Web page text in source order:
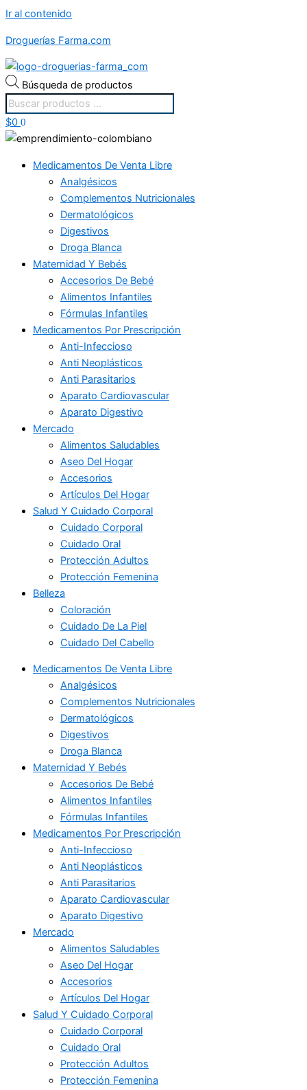
Ir al contenido
Droguerías Farma.com
Búsqueda de productos
$0 0
Medicamentos De Venta Libre
Analgésicos
Complementos Nutricionales
Dermatológicos
Digestivos
Droga Blanca
Maternidad Y Bebés
Accesorios De Bebé
Alimentos Infantiles
Fórmulas Infantiles
Medicamentos Por Prescripción
Anti-Infeccioso
Anti Neoplásticos
Anti Parasitarios
Aparato Cardiovascular
Aparato Digestivo
Mercado
Alimentos Saludables
Aseo Del Hogar
Accesorios
Artículos Del Hogar
Salud Y Cuidado Corporal
Cuidado Corporal
Cuidado Oral
Protección Adultos
Protección Femenina
Belleza
Coloración
Cuidado De La Piel
Cuidado Del Cabello
Medicamentos De Venta Libre
Analgésicos
Complementos Nutricionales
Dermatológicos
Digestivos
Droga Blanca
Maternidad Y Bebés
Accesorios De Bebé
Alimentos Infantiles
Fórmulas Infantiles
Medicamentos Por Prescripción
Anti-Infeccioso
Anti Neoplásticos
Anti Parasitarios
Aparato Cardiovascular
Aparato Digestivo
Mercado
Alimentos Saludables
Aseo Del Hogar
Accesorios
Artículos Del Hogar
Salud Y Cuidado Corporal
Cuidado Corporal
Cuidado Oral
Protección Adultos
Protección Femenina